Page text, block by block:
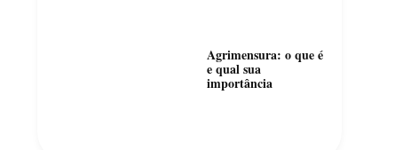
Agrimensura: o que é
e qual sua
importância